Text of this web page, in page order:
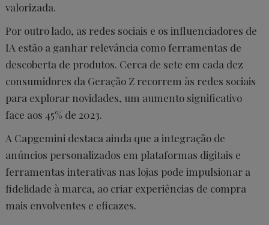
valorizada.
Por outro lado, as redes sociais e os influenciadores de
IA estão a ganhar relevância como ferramentas de
descoberta de produtos. Cerca de sete em cada dez
consumidores da Geração Z recorrem às redes sociais
para explorar novidades, um aumento significativo
face aos 45% de 2023.
A Capgemini destaca ainda que a integração de
anúncios personalizados em plataformas digitais e
ferramentas interativas nas lojas pode impulsionar a
fidelidade à marca, ao criar experiências de compra
mais envolventes e eficazes.